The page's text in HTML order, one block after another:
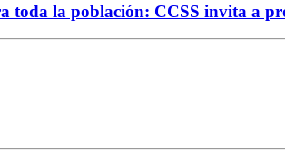
toda la población: CCSS invita a